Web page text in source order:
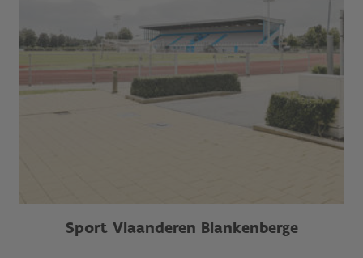
Sport Vlaanderen Blankenberge